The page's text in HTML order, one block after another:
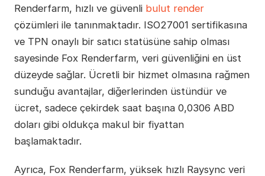
Renderfarm, hızlı ve güvenli bulut render
çözümleri ile tanınmaktadır. ISO27001 sertifikasına
ve TPN onaylı bir satıcı statüsüne sahip olması
sayesinde Fox Renderfarm, veri güvenliğini en üst
düzeyde sağlar. Ücretli bir hizmet olmasına rağmen
sunduğu avantajlar, diğerlerinden üstündür ve
ücret, sadece çekirdek saat başına 0,0306 ABD
doları gibi oldukça makul bir fiyattan
başlamaktadır.
Ayrıca, Fox Renderfarm, yüksek hızlı Raysync veri